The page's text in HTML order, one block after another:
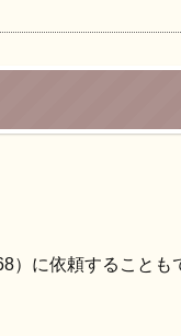
に依頼することも